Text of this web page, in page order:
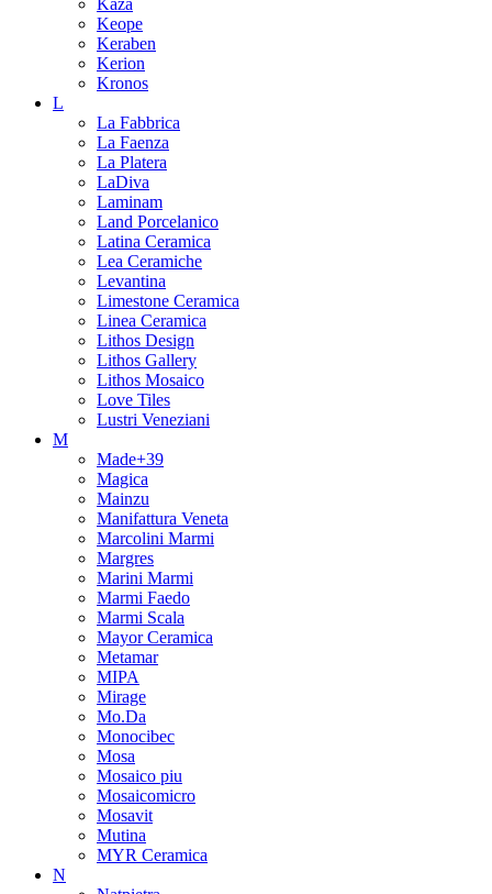
Kaza
Keope
Keraben
Kerion
Kronos
L
La Fabbrica
La Faenza
La Platera
LaDiva
Laminam
Land Porcelanico
Latina Ceramica
Lea Ceramiche
Levantina
Limestone Ceramica
Linea Ceramica
Lithos Design
Lithos Gallery
Lithos Mosaico
Love Tiles
Lustri Veneziani
M
Made+39
Magica
Mainzu
Manifattura Veneta
Marcolini Marmi
Margres
Marini Marmi
Marmi Faedo
Marmi Scala
Mayor Ceramica
Metamar
MIPA
Mirage
Mo.Da
Monocibec
Mosa
Mosaico piu
Mosaicomicro
Mosavit
Mutina
MYR Ceramica
N